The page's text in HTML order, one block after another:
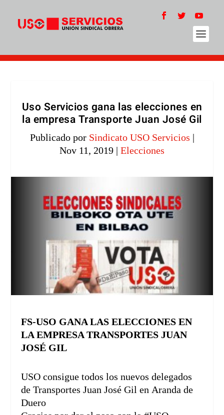
Uso Servicios gana las elecciones en
la empresa Transporte Juan José Gil
Publicado por Sindicato USO Servicios |
Nov 11, 2019 | Elecciones
FS-USO GANA LAS ELECCIONES EN
LA EMPRESA TRANSPORTES JUAN
JOSÉ GIL
USO consigue todos los nuevos delegados
de Transportes Juan José Gil en Aranda de
Duero